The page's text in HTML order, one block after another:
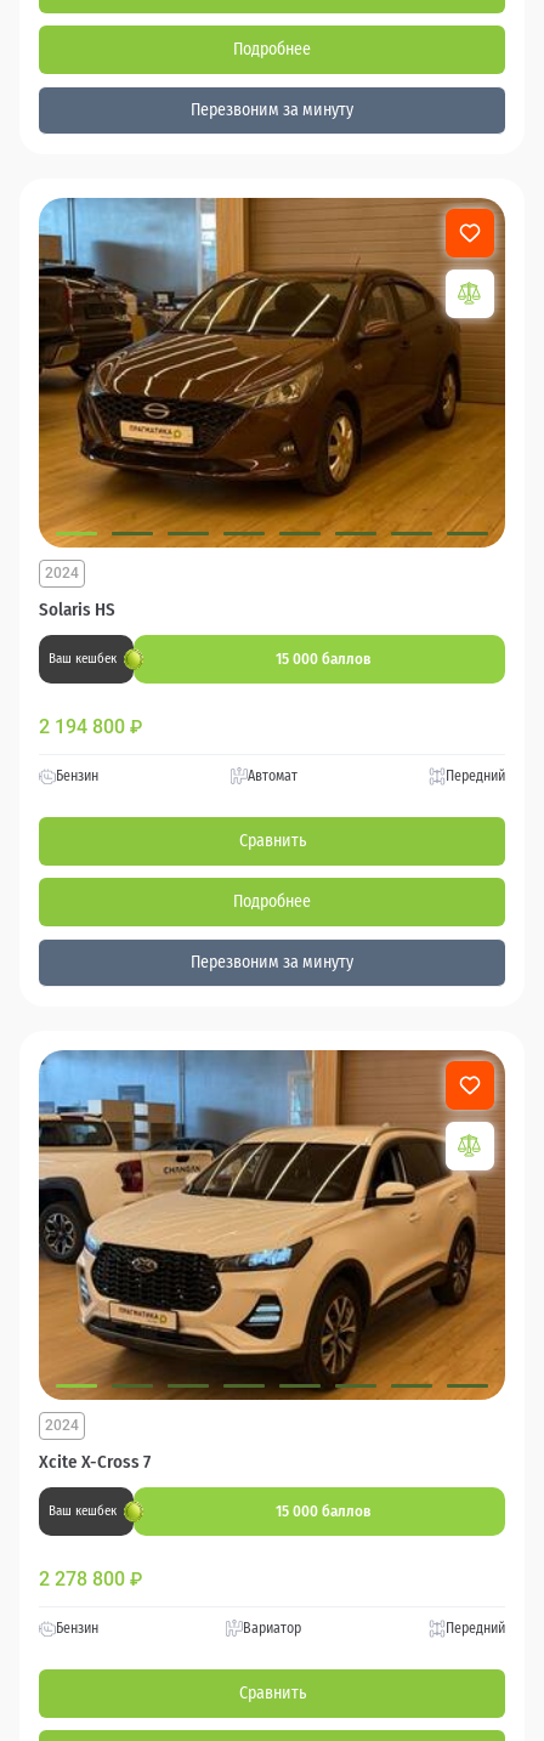
Подробнее
Перезвоним за минуту
Solaris HS
2024
Ваш кешбек 15 000 баллов
2 194 800 ₽
Бензин Автомат Передний
Сравнить
Подробнее
Перезвоним за минуту
Xcite X-Cross 7
2024
Ваш кешбек 15 000 баллов
2 278 800 ₽
Бензин Вариатор Передний
Сравнить